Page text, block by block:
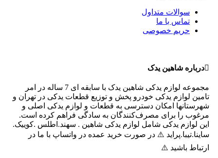
سوالات متداول
تماس با ما
حریم خصوصی
درباره شاهین یدک
مجموعه لوازم یدکی شاهین یدک با سابقه ای 7 ساله در امر
تامین لوازم یدکی خودرو پخش و توزیع قطعات یدکی در تهران و
شهرستانها امکان دسترسی به قطعات و لوازم یدکی اصلی و
مرغوب را برای مصرف‌کنندگان به سادگی فراهم کرده است.
این لوازم یدکی شامل لوازم یدکی شاهین . سهند.اطلس .کوییک.
ساینا.تیبا.پراید ⚠️ در صورت خرید عمده در واتساپ با ما در
ارتباط باشید ⚠️